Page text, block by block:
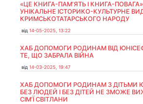
«ЦЕ КНИГА-ПАМ’ЯТЬ І КНИГА-
УНІКАЛЬНЕ ІСТОРИКО-КУЛЬТУРНЕ
КРИМСЬКОТАТАРСЬКОГО НАРОДУ
від 14-05-2025, 13:22
ХАБ ДОПОМОГИ РОДИНАМ ВІД
ТЕ, ЩО ЗАБРАЛА ВІЙНА
від 14-03-2025, 19:47
ХАБ ДОПОМОГИ РОДИНАМ З ДІТЬМИ
БЕЗ ЛЮДЕЙ І БЕЗ ДІТЕЙ НЕ ЗМОЖЕ
СІМʼЇ СВІТЛАНИ